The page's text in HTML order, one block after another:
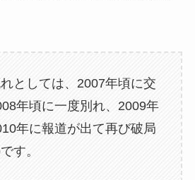
としては、2007年頃に交
年頃に一度別れ、2009年
年に報道が出て再び破局
す。